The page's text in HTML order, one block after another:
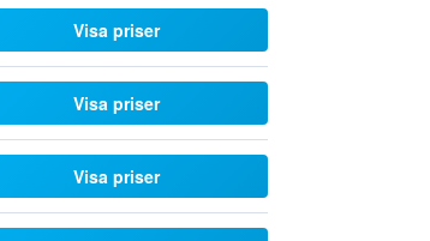
Visa priser
Visa priser
Visa priser